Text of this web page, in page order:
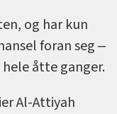
og har kun
foran seg ‒
åtte ganger.
Al-Attiyah